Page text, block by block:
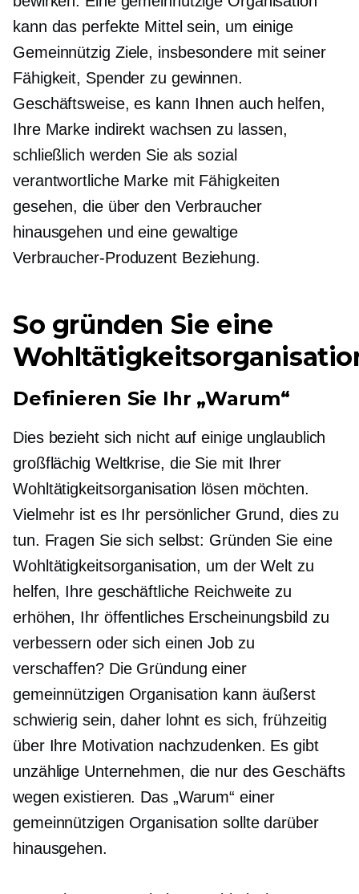
kann das perfekte Mittel sein, um einige
Gemeinnützig Ziele, insbesondere mit seiner
Fähigkeit, Spender zu gewinnen.
Geschäftsweise, es kann Ihnen auch helfen,
Ihre Marke indirekt wachsen zu lassen,
schließlich werden Sie als sozial
verantwortliche Marke mit Fähigkeiten
gesehen, die über den Verbraucher
hinausgehen und eine gewaltige
Verbraucher-ProduzentBeziehung.
So gründen Sie eine
Definieren Sie Ihr „Warum“
Dies bezieht sich nicht auf einige unglaublich
großflächig Weltkrise, die Sie mit Ihrer
Wohltätigkeitsorganisation lösen möchten.
Vielmehr ist es Ihr persönlicher Grund, dies zu
tun. Fragen Sie sich selbst: Gründen Sie eine
Wohltätigkeitsorganisation, um der Welt zu
helfen, Ihre geschäftliche Reichweite zu
erhöhen, Ihr öffentliches Erscheinungsbild zu
verbessern oder sich einen Job zu
verschaffen? Die Gründung einer
gemeinnützigen Organisation kann äußerst
schwierig sein, daher lohnt es sich, frühzeitig
über Ihre Motivation nachzudenken. Es gibt
unzählige Unternehmen, die nur des Geschäfts
wegen existieren. Das „Warum“ einer
gemeinnützigen Organisation sollte darüber
hinausgehen.